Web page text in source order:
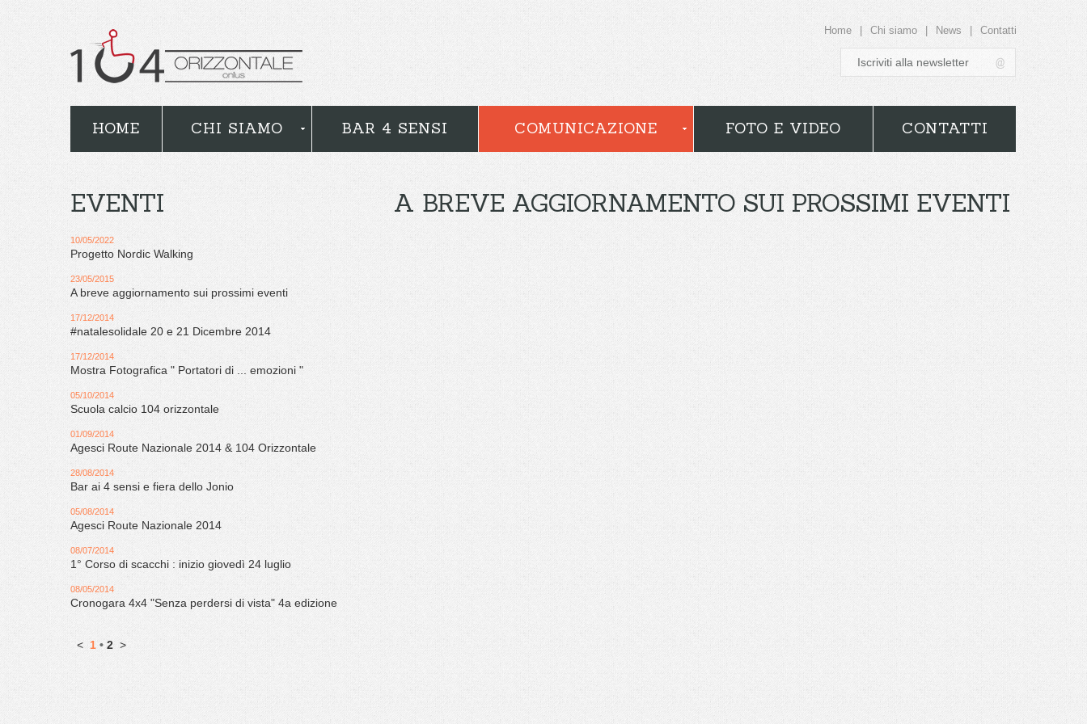
Home Chi siamo News Contatti
HOME CHI SIAMO BAR 4 SENSI COMUNICAZIONE FOTO E VIDEO CONTATTI
EVENTI
10/05/2022
Progetto Nordic Walking
23/05/2015
A breve aggiornamento sui prossimi eventi
17/12/2014
#natalesolidale 20 e 21 Dicembre 2014
17/12/2014
Mostra Fotografica " Portatori di ... emozioni "
05/10/2014
Scuola calcio 104 orizzontale
01/09/2014
Agesci Route Nazionale 2014 & 104 Orizzontale
28/08/2014
Bar ai 4 sensi e fiera dello Jonio
05/08/2014
Agesci Route Nazionale 2014
08/07/2014
1° Corso di scacchi : inizio giovedì 24 luglio
08/05/2014
Cronogara 4x4 "Senza perdersi di vista" 4a edizione
< 1 • 2 >
A BREVE AGGIORNAMENTO SUI PROSSIMI EVENTI